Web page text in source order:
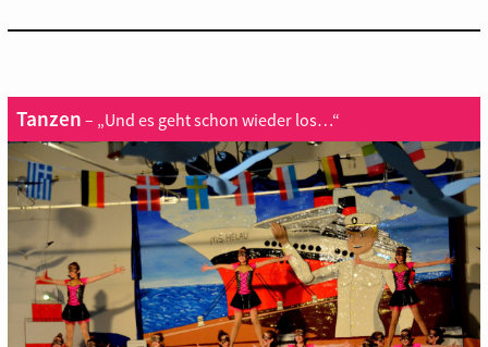
Tanzen – „Und es geht schon wieder los…“